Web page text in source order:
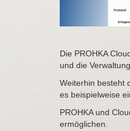
Die PROHKA
und die
Weiterhin besteht
es beispielweise
PROHKA und
ermöglichen.